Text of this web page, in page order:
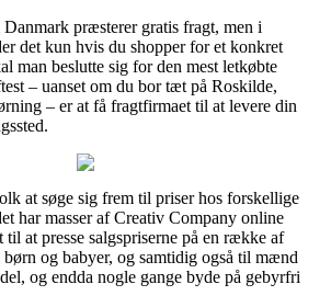
præsterer gratis fragt, men i
det kun hvis du shopper for et konkret
man beslutte sig for den mest letkøbte
– uanset om du bor tæt på Roskilde,
– er at få fragtfirmaet til at levere din
at søge sig frem til priser hos forskellige
har masser af Creativ Company online
at presse salgspriserne på en række af
og babyer, og samtidig også til mænd
og endda nogle gange byde på gebyrfri